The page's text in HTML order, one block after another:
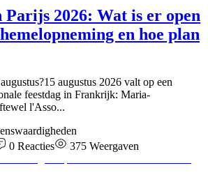
Parijs 2026: Wat is er open
en hoe plan
augustus 2026 valt op een
feestdag in Frankrijk: Maria-
l'Asso...
0 Reacties 375 Weergaven